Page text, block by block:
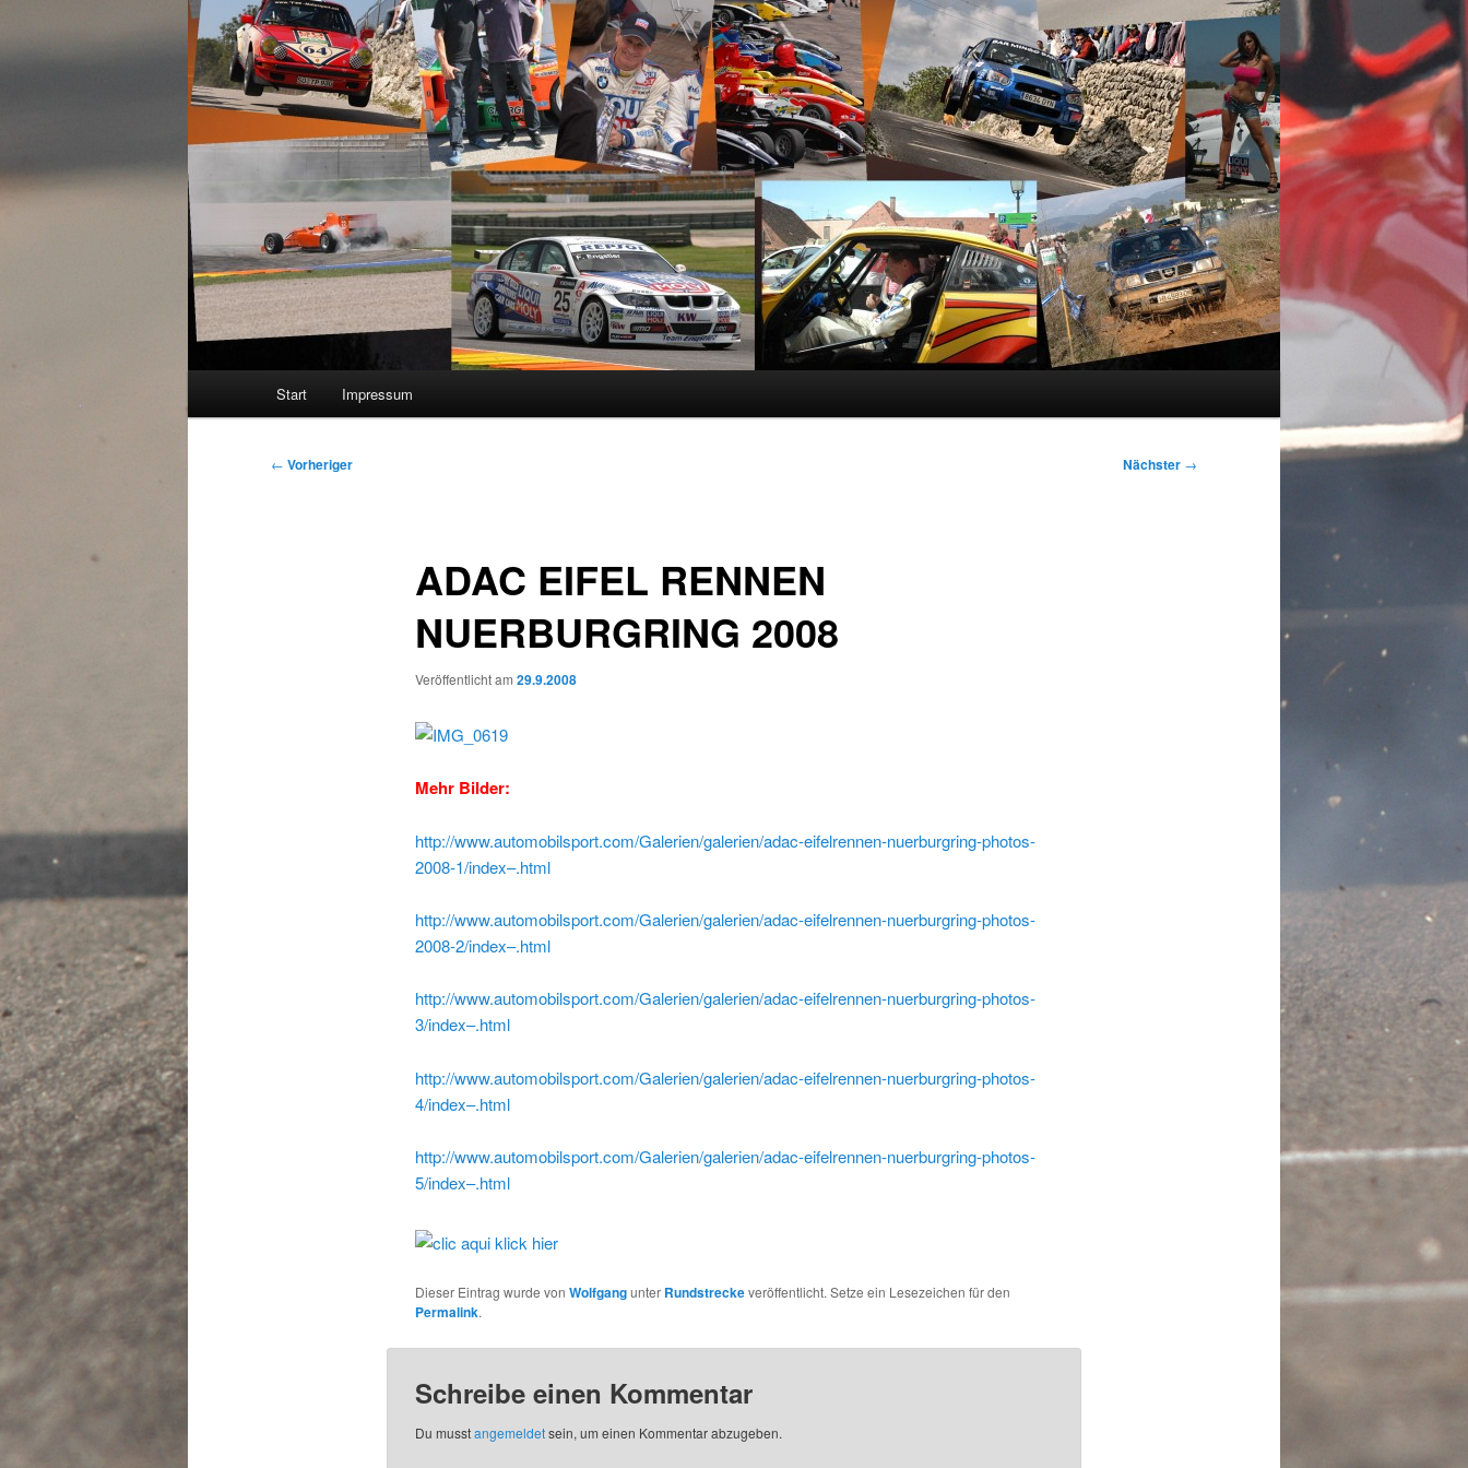
Start Impressum
Beitragsnavigation
← Vorheriger Nächster →
ADAC EIFEL RENNEN
NUERBURGRING 2008
Veröffentlicht am 29.9.2008
Mehr Bilder:
http://www.automobilsport.com/Galerien/galerien/adac-eifelrennen-nuerburgring-photos-
2008-1/index–.html
http://www.automobilsport.com/Galerien/galerien/adac-eifelrennen-nuerburgring-photos-
2008-2/index–.html
http://www.automobilsport.com/Galerien/galerien/adac-eifelrennen-nuerburgring-photos-
3/index–.html
http://www.automobilsport.com/Galerien/galerien/adac-eifelrennen-nuerburgring-photos-
4/index–.html
http://www.automobilsport.com/Galerien/galerien/adac-eifelrennen-nuerburgring-photos-
5/index–.html
Dieser Eintrag wurde von Wolfgangunter Rundstreckeveröffentlicht. Setze ein Lesezeichen für den
Permalink.
Schreibe einen Kommentar
Du musstangemeldetsein, um einen Kommentar abzugeben.